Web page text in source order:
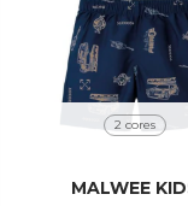
2 cores
MALWEE